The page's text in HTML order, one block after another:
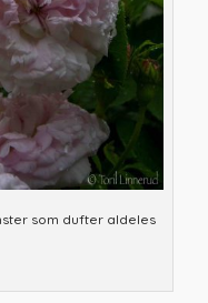
som dufter aldeles